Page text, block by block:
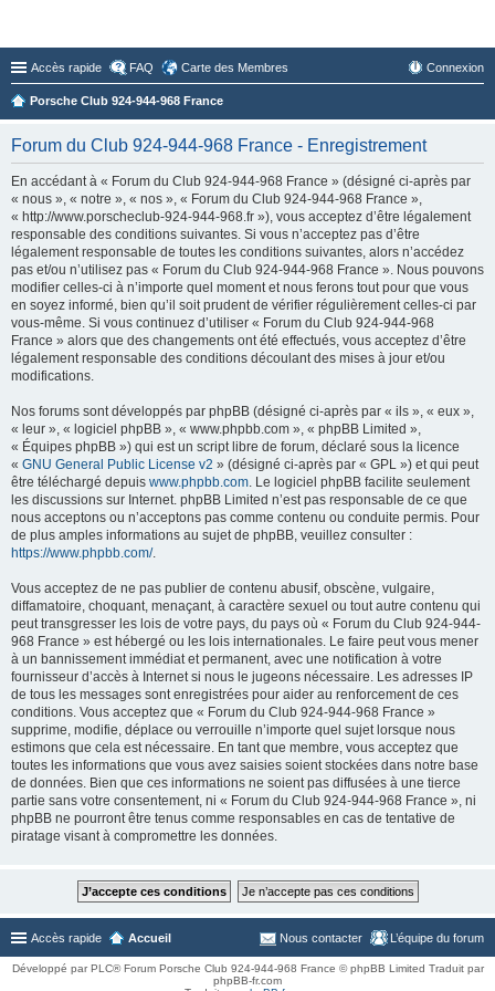
Accès rapide FAQ Carte des Membres Connexion
Porsche Club 924-944-968 France
Forum du Club 924-944-968 France - Enregistrement
En accédant à « Forum du Club 924-944-968 France » (désigné ci-après par
« nous », « notre », « nos », « Forum du Club 924-944-968 France »,
« http://www.porscheclub-924-944-968.fr »), vous acceptez d’être légalement
responsable des conditions suivantes. Si vous n’acceptez pas d’être
légalement responsable de toutes les conditions suivantes, alors n’accédez
pas et/ou n’utilisez pas « Forum du Club 924-944-968 France ». Nous pouvons
modifier celles-ci à n’importe quel moment et nous ferons tout pour que vous
en soyez informé, bien qu’il soit prudent de vérifier régulièrement celles-ci par
vous-même. Si vous continuez d’utiliser « Forum du Club 924-944-968
France » alors que des changements ont été effectués, vous acceptez d’être
légalement responsable des conditions découlant des mises à jour et/ou
modifications.
Nos forums sont développés par phpBB (désigné ci-après par « ils », « eux »,
« leur », « logiciel phpBB », « www.phpbb.com », « phpBB Limited »,
« Équipes phpBB ») qui est un script libre de forum, déclaré sous la licence
« GNU General Public License v2 » (désigné ci-après par « GPL ») et qui peut
être téléchargé depuis www.phpbb.com. Le logiciel phpBB facilite seulement
les discussions sur Internet. phpBB Limited n’est pas responsable de ce que
nous acceptons ou n’acceptons pas comme contenu ou conduite permis. Pour
de plus amples informations au sujet de phpBB, veuillez consulter :
https://www.phpbb.com/.
Vous acceptez de ne pas publier de contenu abusif, obscène, vulgaire,
diffamatoire, choquant, menaçant, à caractère sexuel ou tout autre contenu qui
peut transgresser les lois de votre pays, du pays où « Forum du Club 924-944-
968 France » est hébergé ou les lois internationales. Le faire peut vous mener
à un bannissement immédiat et permanent, avec une notification à votre
fournisseur d’accès à Internet si nous le jugeons nécessaire. Les adresses IP
de tous les messages sont enregistrées pour aider au renforcement de ces
conditions. Vous acceptez que « Forum du Club 924-944-968 France »
supprime, modifie, déplace ou verrouille n’importe quel sujet lorsque nous
estimons que cela est nécessaire. En tant que membre, vous acceptez que
toutes les informations que vous avez saisies soient stockées dans notre base
de données. Bien que ces informations ne soient pas diffusées à une tierce
partie sans votre consentement, ni « Forum du Club 924-944-968 France », ni
phpBB ne pourront être tenus comme responsables en cas de tentative de
piratage visant à compromettre les données.
Accès rapide Accueil L’équipe du forum
Nous contacter
Développé par PLC® Forum Porsche Club 924-944-968 France © phpBB Limited Traduit par
phpBB-fr.com